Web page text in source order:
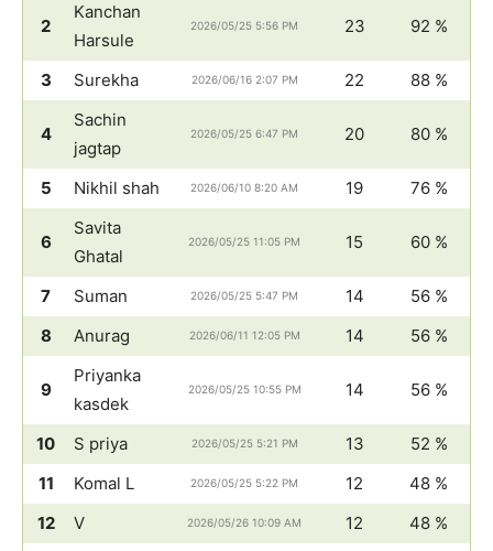
2
Kanchan
Harsule
2026/05/25 5:56 PM 23 92 %
3 Surekha 2026/06/16 2:07 PM 22 88 %
4
Sachin
jagtap
2026/05/25 6:47 PM 20 80 %
5 Nikhil shah 2026/06/10 8:20 AM 19 76 %
6
Savita
Ghatal
2026/05/25 11:05 PM 15 60 %
7 Suman 2026/05/25 5:47 PM 14
56 %
8
Anurag 2026/06/11 12:05 PM 14 56 %
9
Priyanka
kasdek
2026/05/25 10:55 PM 14 56 %
10 S priya 2026/05/25 5:21 PM 13
52 %
11
Komal L 2026/05/25 5:22 PM 12
48 %
12
V 2026/05/26 10:09 AM 12 48 %